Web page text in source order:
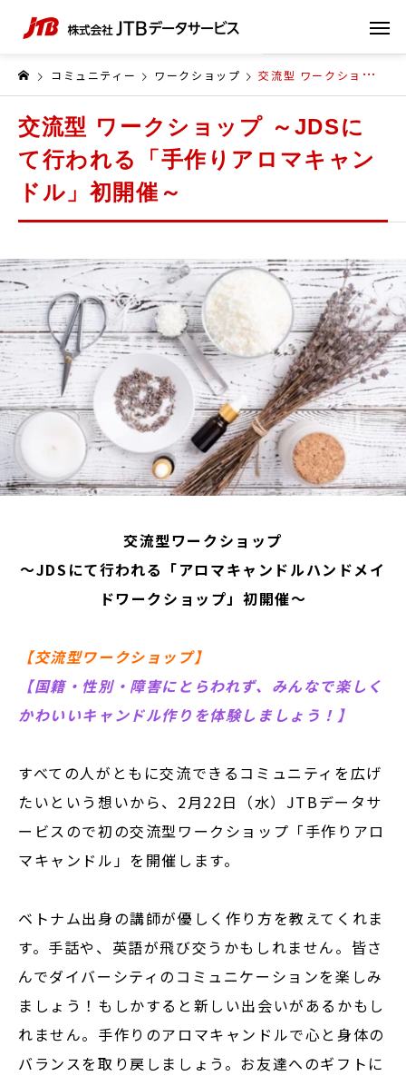
コミュニティー ワークショップ 交流型 ワークショップ ～JDSにて行われる「手作りアロマキャンドル」初開催～
交流型 ワークショップ ～JDSに
て行われる「手作りアロマキャン
ドル」初開催～
交流型ワークショップ
～JDSにて行われる「アロマキャンドルハンドメイ
ドワークショップ」初開催～
【交流型ワークショップ】
【国籍・性別・障害にとらわれず、みんなで楽しく
かわいいキャンドル作りを体験しましょう！】
すべての人がともに交流できるコミュニティを広げ
たいという想いから、2月22日（水）JTBデータサ
ービスので初の交流型ワークショップ「手作りアロ
マキャンドル」を開催します。
ベトナム出身の講師が優しく作り方を教えてくれま
す。手話や、英語が飛び交うかもしれません。皆さ
んでダイバーシティのコミュニケーションを楽しみ
ましょう！もしかすると新しい出会いがあるかもし
れません。手作りのアロマキャンドルで心と身体の
バランスを取り戻しましょう。お友達へのギフトに